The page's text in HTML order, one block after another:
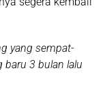
yang sempat-
baru 3 bulan lalu